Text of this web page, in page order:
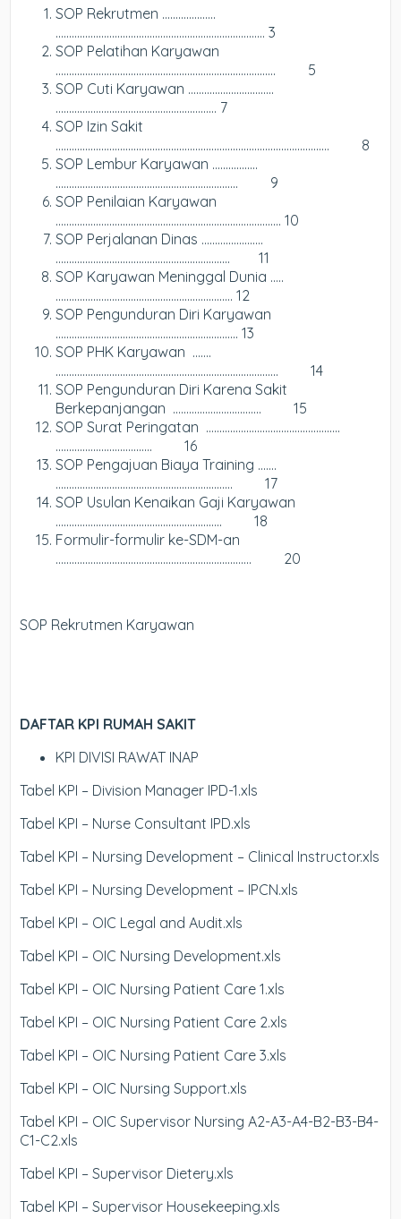
SOP Rekrutmen ………………..
…………………………………………………………………… 3
SOP Pelatihan Karyawan
………………………………………………………………………. 5
SOP Cuti Karyawan …………………………..
…………………………………………………… 7
SOP Izin Sakit
………………………………………………………………………………………… 8
SOP Lembur Karyawan ……………..
………………………………………………………….. 9
SOP Penilaian Karyawan
………………………………………………………………………… 10
SOP Perjalanan Dinas …………………..
……………………………………………………….. 11
SOP Karyawan Meninggal Dunia …..
………………………………………………………… 12
SOP Pengunduran Diri Karyawan
………………………………………………………….. 13
SOP PHK Karyawan …….
……………………………………………………………………….. 14
SOP Pengunduran Diri Karena Sakit
Berkepanjangan .………………………….. 15
SOP Surat Peringatan …………………………………………..
……………………………… 16
SOP Pengajuan Biaya Training …….
………………………………………………………… 17
SOP Usulan Kenaikan Gaji Karyawan
…………………………………………………….. 18
Formulir-formulir ke-SDM-an
………………………………………………………………. 20
SOP Rekrutmen Karyawan
DAFTAR KPI RUMAH SAKIT
KPI DIVISI RAWAT INAP
Tabel KPI – Division Manager IPD-1.xls
Tabel KPI – Nurse Consultant IPD.xls
Tabel KPI – Nursing Development – Clinical Instructor.xls
Tabel KPI – Nursing Development – IPCN.xls
Tabel KPI – OIC Legal and Audit.xls
Tabel KPI – OIC Nursing Development.xls
Tabel KPI – OIC Nursing Patient Care 1.xls
Tabel KPI – OIC Nursing Patient Care 2.xls
Tabel KPI – OIC Nursing Patient Care 3.xls
Tabel KPI – OIC Nursing Support.xls
Tabel KPI – OIC Supervisor Nursing A2-A3-A4-B2-B3-B4-
C1-C2.xls
Tabel KPI – Supervisor Dietery.xls
Tabel KPI – Supervisor Housekeeping.xls